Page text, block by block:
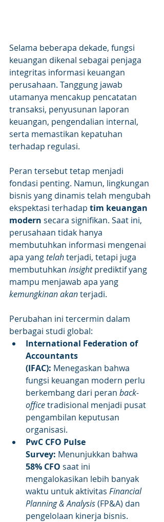
Selama beberapa dekade, fungsi
keuangan dikenal sebagai penjaga
integritas informasi keuangan
perusahaan. Tanggung jawab
utamanya mencakup pencatatan
transaksi, penyusunan laporan
keuangan, pengendalian internal,
serta memastikan kepatuhan
terhadap regulasi.
Peran tersebut tetap menjadi
fondasi penting. Namun, lingkungan
bisnis yang dinamis telah mengubah
ekspektasi terhadap tim keuangan
modern secara signifikan. Saat ini,
perusahaan tidak hanya
membutuhkan informasi mengenai
apa yang telah terjadi, tetapi juga
membutuhkan insight prediktif yang
mampu menjawab apa yang
kemungkinan akan terjadi.
Perubahan ini tercermin dalam
berbagai studi global:
International Federation of
Accountants
(IFAC): Menegaskan bahwa
fungsi keuangan modern perlu
berkembang dari peran back-
office tradisional menjadi pusat
pengambilan keputusan
organisasi.
PwC CFO Pulse
Survey: Menunjukkan bahwa
58% CFO saat ini
mengalokasikan lebih banyak
waktu untuk aktivitas Financial
Planning & Analysis (FP&A) dan
pengelolaan kinerja bisnis.